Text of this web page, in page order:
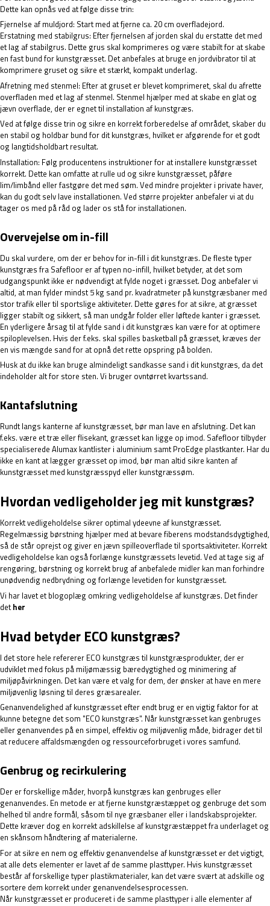
Dette kan opnås ved at følge disse trin:
Fjernelse af muldjord: Start med at fjerne ca. 20 cm overfladejord.
Erstatning med stabilgrus: Efter fjernelsen af jorden skal du erstatte det med
et lag af stabilgrus. Dette grus skal komprimeres og være stabilt for at skabe
en fast bund for kunstgræsset. Det anbefales at bruge en jordvibrator til at
komprimere gruset og sikre et stærkt, kompakt underlag.
Afretning med stenmel: Efter at gruset er blevet komprimeret, skal du afrette
overfladen med et lag af stenmel. Stenmel hjælper med at skabe en glat og
jævn overflade, der er egnet til installation af kunstgræs.
Ved at følge disse trin og sikre en korrekt forberedelse af området, skaber du
en stabil og holdbar bund for dit kunstgræs, hvilket er afgørende for et godt
og langtidsholdbart resultat.
Installation: Følg producentens instruktioner for at installere kunstgræsset
korrekt. Dette kan omfatte at rulle ud og sikre kunstgræsset, påføre
lim/limbånd eller fastgøre det med søm. Ved mindre projekter i private haver,
kan du godt selv lave installationen. Ved større projekter anbefaler vi at du
tager os med på råd og lader os stå for installationen.
Overvejelse om in-fill
Du skal vurdere, om der er behov for in-fill i dit kunstgræs. De fleste typer
kunstgræs fra Safefloor er af typen no-infill, hvilket betyder, at det som
udgangspunkt ikke er nødvendigt at fylde noget i græsset. Dog anbefaler vi
altid, at man fylder mindst 5 kg sand pr. kvadratmeter på kunstgræsbaner med
stor trafik eller til sportslige aktiviteter. Dette gøres for at sikre, at græsset
ligger stabilt og sikkert, så man undgår folder eller løftede kanter i græsset.
En yderligere årsag til at fylde sand i dit kunstgræs kan være for at optimere
spiloplevelsen. Hvis der f.eks. skal spilles basketball på græsset, kræves der
en vis mængde sand for at opnå det rette opspring på bolden.
Husk at du ikke kan bruge almindeligt sandkasse sand i dit kunstgræs, da det
indeholder alt for store sten. Vi bruger ovntørret kvartssand.
Kantafslutning
Rundt langs kanterne af kunstgræsset, bør man lave en afslutning. Det kan
f.eks. være et træ eller flisekant, græsset kan ligge op imod. Safefloor tilbyder
specialiserede Alumax kantlister i aluminium samtProEdge plastkanter. Har du
ikke en kant at lægger græsset op imod, bør man altid sikre kanten af
kunstgræsset med kunstgræsspyd eller kunstgræssøm.
Hvordan vedligeholder jeg mit kunstgræs?
Korrekt vedligeholdelse sikrer optimal ydeevne af kunstgræsset.
Regelmæssig børstning hjælper med at bevare fiberens modstandsdygtighed,
så de står oprejst og giver en jævn spilleoverflade til sportsaktiviteter. Korrekt
vedligeholdelse kan også forlænge kunstgræssets levetid. Ved at tage sig af
rengøring, børstning og korrekt brug af anbefalede midler kan man forhindre
unødvendig nedbrydning og forlænge levetiden for kunstgræsset.
Vi har lavet et blogoplæg omkring vedligeholdelse af kunstgræs. Det finder
dether
Hvad betyder ECO kunstgræs?
I det store hele refererer ECO kunstgræs til kunstgræsprodukter, der er
udviklet med fokus på miljømæssig bæredygtighed og minimering af
miljøpåvirkningen. Det kan være et valg for dem, der ønsker at have en mere
miljøvenlig løsning til deres græsarealer.
Genanvendelighed af kunstgræsset efter endt brug er en vigtig faktor for at
kunne betegne det som "ECO kunstgræs". Når kunstgræsset kan genbruges
eller genanvendes på en simpel, effektiv og miljøvenlig måde, bidrager det til
at reducere affaldsmængden og ressourceforbruget i vores samfund.
Genbrug og recirkulering
Der er forskellige måder, hvorpå kunstgræs kan genbruges eller
genanvendes. En metode er at fjerne kunstgræstæppet og genbruge det som
helhed til andre formål, såsom til nye græsbaner eller i landskabsprojekter.
Dette kræver dog en korrekt adskillelse af kunstgræstæppet fra underlaget og
en skånsom håndtering af materialerne.
For at sikre en nem og effektiv genanvendelse af kunstgræsset er det vigtigt,
at alle dets elementer er lavet af de samme plasttyper. Hvis kunstgræsset
består af forskellige typer plastikmaterialer, kan det være svært at adskille og
sortere dem korrekt under genanvendelsesprocessen.
Når kunstgræsset er produceret i de samme plasttyper i alle elementer af